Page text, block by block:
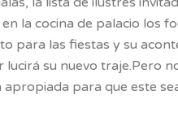
la cocina de palacio los
para las fiestas y su
su nuevo traje.Pero
para que este